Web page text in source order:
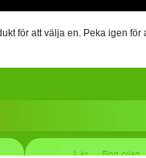
för att välja en. Peka igen